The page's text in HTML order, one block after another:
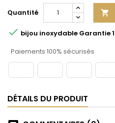
Quantité

 bijou inoxydable Garantie
Paiements 100% sécurisés
DÉTAILS DU PRODUIT